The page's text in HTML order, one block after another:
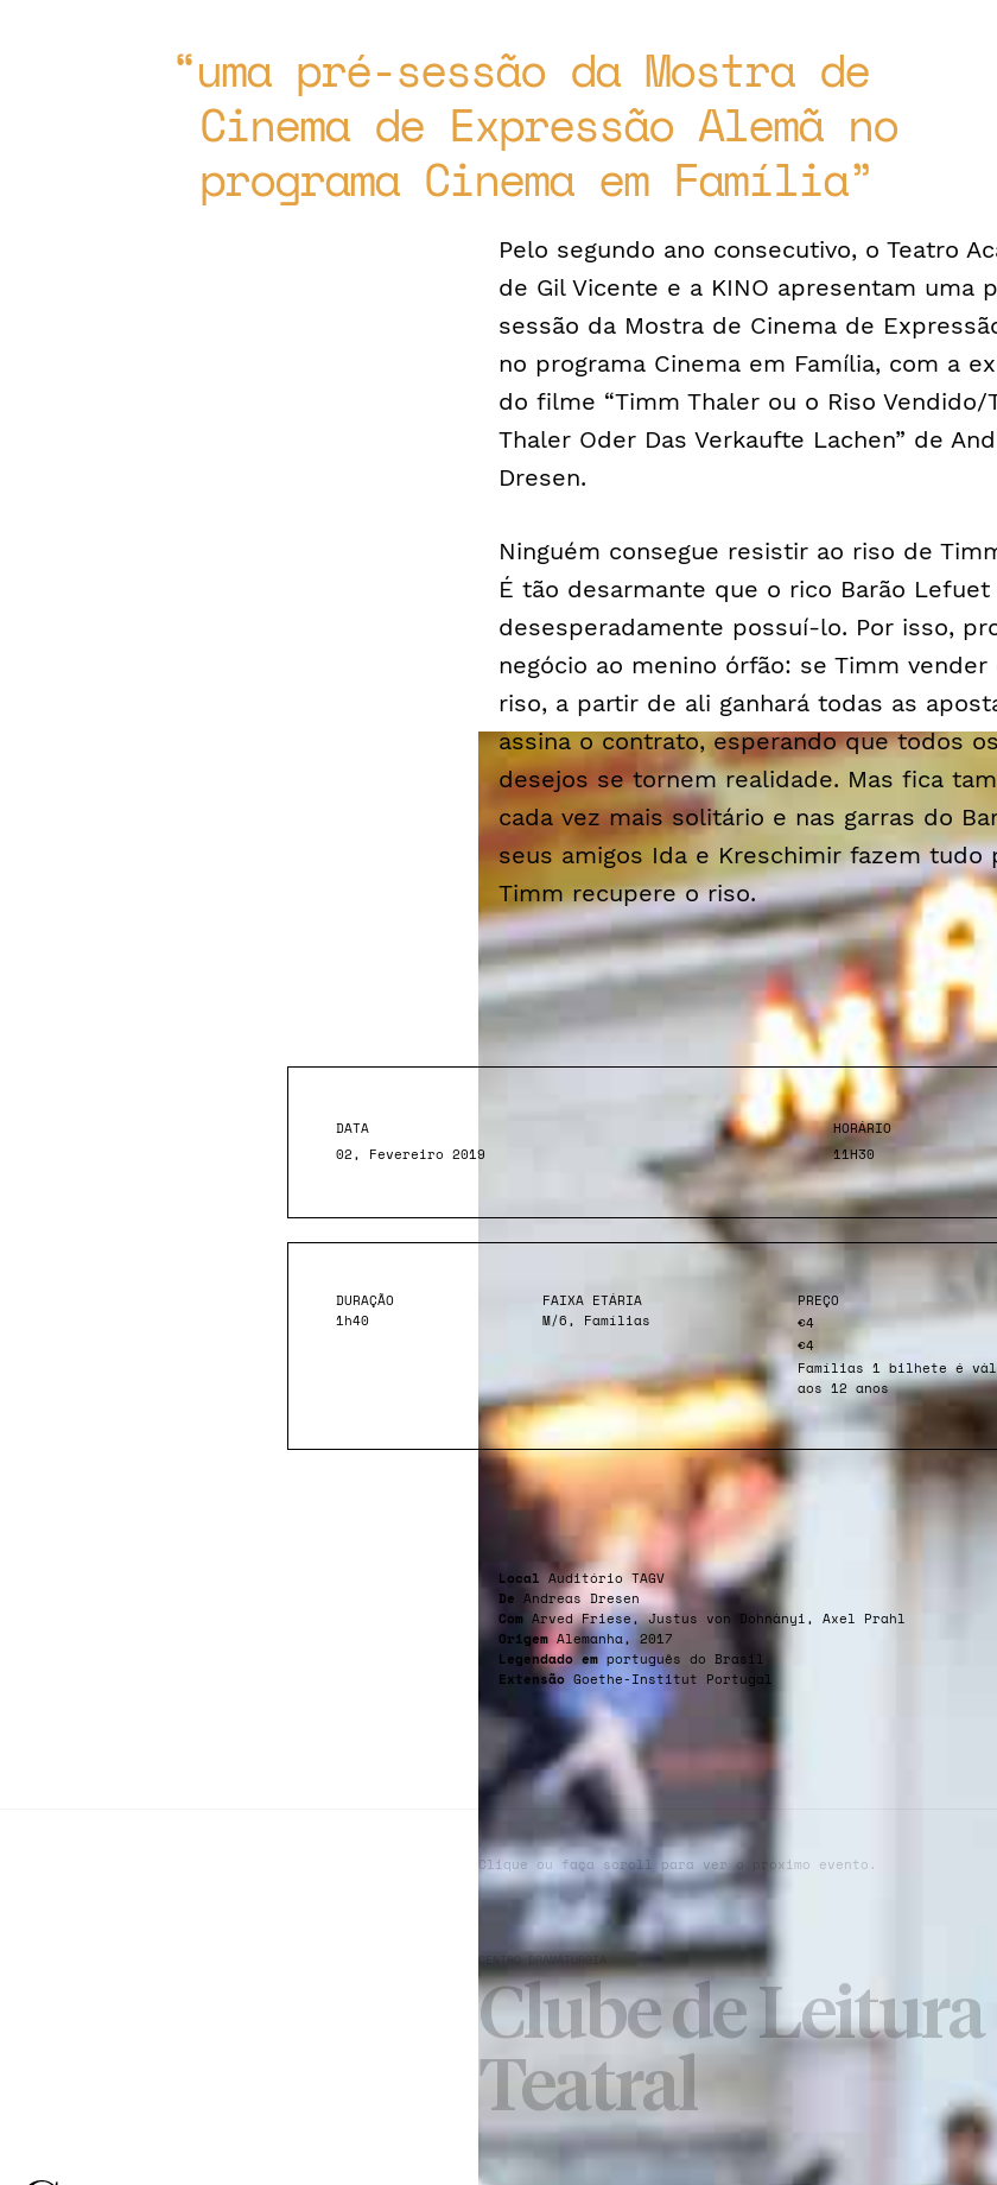
uma pré-sessão da Mostra de
Cinema de Expressão Alemã no
programa Cinema em Família
Pelo segundo ano consecutivo, o Teatro
de Gil Vicente e a KINO apresentam uma
sessão da Mostra de Cinema de
no programa Cinema em Família, com a
do filme “Timm Thaler ou o Riso Vendido/
Thaler Oder Das Verkaufte Lachen” de
Dresen.
Ninguém consegue resistir ao riso de
É tão desarmante que o rico Barão
desesperadamente possuí-lo. Por isso,
negócio ao menino órfão: se Timm vender
riso, a partir de ali ganhará todas as
assina o contrato, esperando que todos
desejos se tornem realidade. Mas fica
cada vez mais solitário e nas garras do
seus amigos Ida e Kreschimir fazem tudo
Timm recupere o riso.
DATA
02, Fevereiro 2019
HORÁRIO
11H30
DURAÇÃO
1h40
FAIXA ETÁRIA
M/6, Famílias
PREÇO
€4
€4
Famílias 1 bilhete é
aos 12 anos
Local Auditório TAGV
De Andreas Dresen
Com Arved Friese, Justus von Dohnányi, Axel Prahl
Origem Alemanha, 2017
Legendado em português do Brasil
Extensão Goethe-Institut Portugal
Clique ou faça scroll para ver o próximo evento.
CENTRO DRAMATURGIA
Clube de Leitura
Teatral